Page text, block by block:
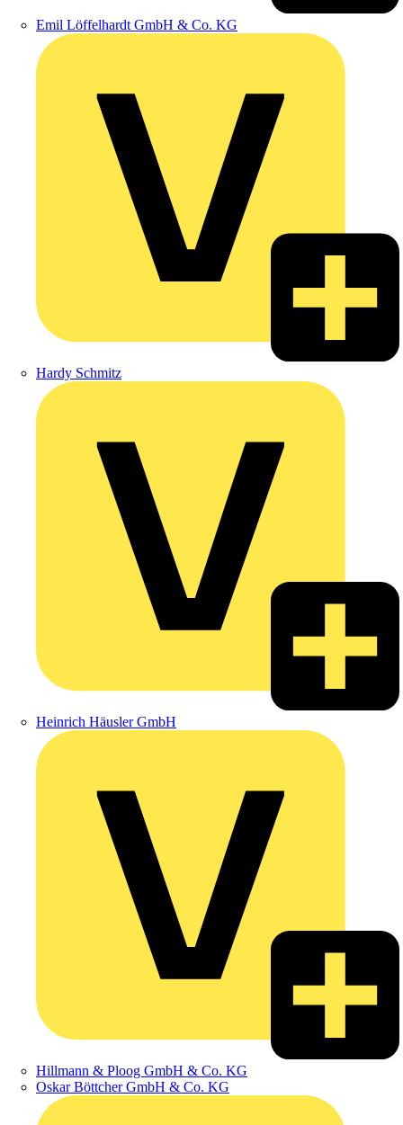
Emil Löffelhardt GmbH & Co. KG
Hardy Schmitz
Heinrich Häusler GmbH
Hillmann & Ploog GmbH & Co. KG
Oskar Böttcher GmbH & Co. KG